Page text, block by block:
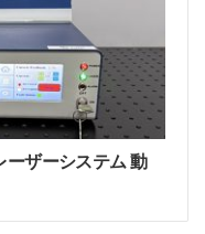
ザーシステム 動